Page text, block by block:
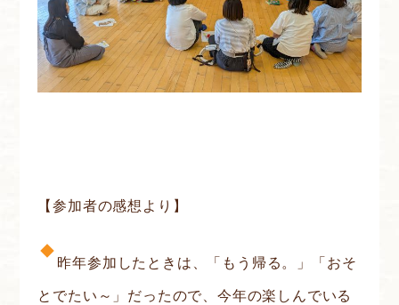
【参加者の感想より】
昨年参加したときは、「もう帰る。」「おそ
とでたい～」だったので、今年の楽しんでいる